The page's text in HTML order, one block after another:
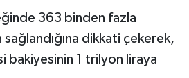
363 binden fazla
dikkati çekerek,
bakiyesinin 1 trilyon liraya